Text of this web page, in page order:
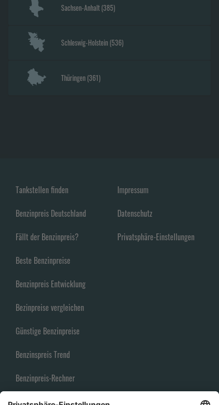
Sachsen-Anhalt(385)
Schleswig-Holstein(536)
Thüringen(361)
Tankstellen finden
Benzinpreis Deutschland
Fällt der Benzinpreis?
Beste Benzinpreise
Benzinpreis Entwicklung
Bezinpreise vergleichen
Günstige Benzinpreise
Benzinspreis Trend
Benzinpreis-Rechner
Spritpreise
Impressum
Datenschutz
Privatsphäre-Einstellungen